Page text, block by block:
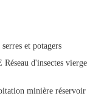
et potagers
d'insectes vierge
minière réservoir